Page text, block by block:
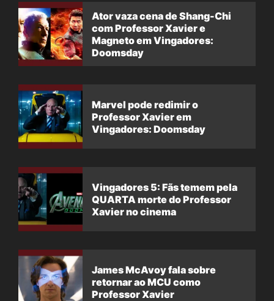
Ator vaza cena de Shang-Chi
com Professor Xavier e
Magneto em Vingadores:
Doomsday
Marvel pode redimir o
Professor Xavier em
Vingadores: Doomsday
Vingadores 5: Fãs temem pela
QUARTA morte do Professor
Xavier no cinema
James McAvoy fala sobre
retornar ao MCU como
Professor Xavier